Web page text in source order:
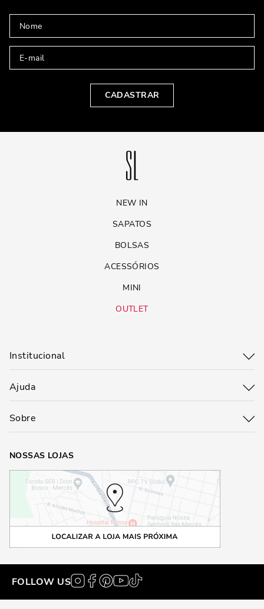
CADASTRAR
NEW IN
SAPATOS
BOLSAS
ACESSÓRIOS
MINI
OUTLET
Institucional
Ajuda
Sobre
NOSSAS LOJAS
FOLLOW US